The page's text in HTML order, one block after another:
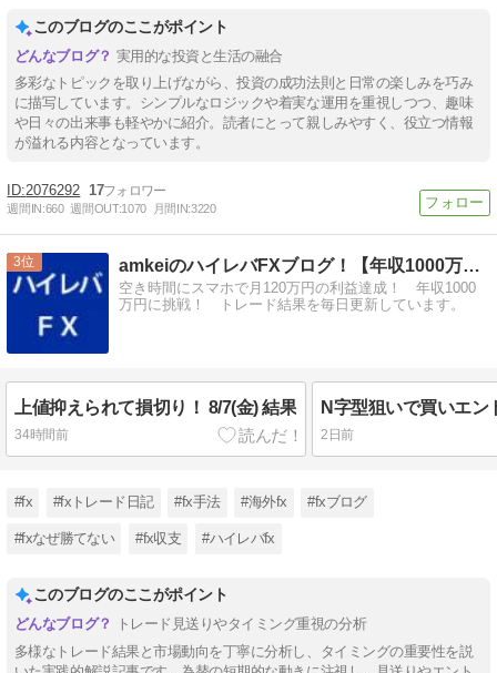
このブログのここがポイント
実用的な投資と生活の融合
多彩なトピックを取り上げながら、投資の成功法則と日常の楽しみを巧み
に描写しています。シンプルなロジックや着実な運用を重視しつつ、趣味
や日々の出来事も軽やかに紹介。読者にとって親しみやすく、役立つ情報
が溢れる内容となっています。
2076292 17
週間IN:660 週間OUT:1070 月間IN:3220
3 amkeiのハイレバFXブログ！【年収1000万円に挑戦！】
空き時間にスマホで月120万円の利益達成！ 年収1000
万円に挑戦！ トレード結果を毎日更新しています。
上値抑えられて損切り！ 8/7(金) 結果
34時間前 2日前
#fx #fxトレード日記 #fx手法 #海外fx #fxブログ
#fxなぜ勝てない #fx収支 #ハイレバfx
このブログのここがポイント
トレード見送りやタイミング重視の分析
多様なトレード結果と市場動向を丁寧に分析し、タイミングの重要性を説